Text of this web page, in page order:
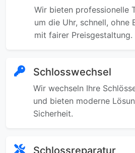
Wir bieten professionelle
um die Uhr, schnell, ohne
mit fairer Preisgestaltung.
Schlosswechsel
Wir wechseln Ihre
und bieten moderne
Sicherheit.
Schlossreparatur